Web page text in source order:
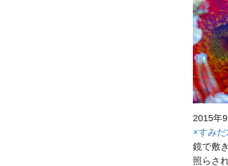
2015年
×すみ
鏡で敷
照らさ